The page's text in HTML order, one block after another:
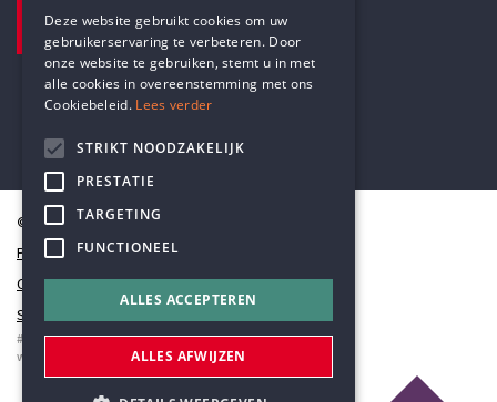
Pottenbrug 4
Antwerpen, 2000
© Humanistisch Verbond 2026
Privacy
Cookiestatement
Sitemap
#codedwithlove byCodelines
webapplicaties
mobiele apps&maatwerk websites
DUTCH
Deze website gebruikt cookies om uw
gebruikerservaring te verbeteren. Door
onze website te gebruiken, stemt u in met
alle cookies in overeenstemming met ons
Cookiebeleid. Lees verder
STRIKT NOODZAKELIJK
PRESTATIE
TARGETING
FUNCTIONEEL
ALLES ACCEPTEREN
ALLES AFWIJZEN